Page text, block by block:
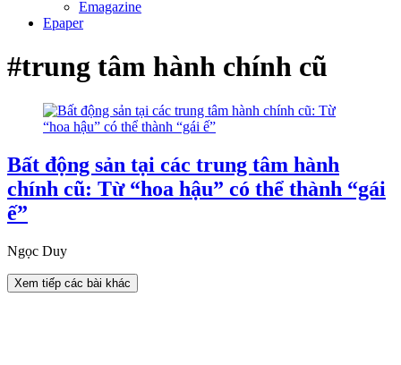
Emagazine
Epaper
#trung tâm hành chính cũ
Bất động sản tại các trung tâm hành
chính cũ: Từ “hoa hậu” có thể thành “gái
ế”
Ngọc Duy
Xem tiếp các bài khác